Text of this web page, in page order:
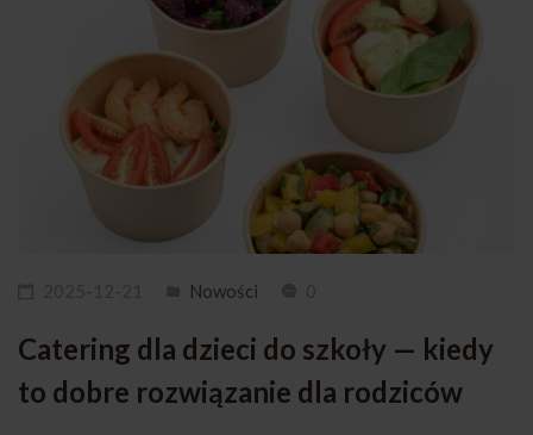
Nowości
Catering dla dzieci do szkoły — kiedy
to dobre rozwiązanie dla rodziców